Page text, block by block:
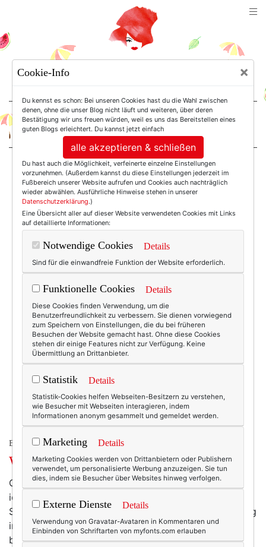
For Women. Not Girls.
Einträge mit dem
Tag: Upcycling
BEAUTY & FASHION
Wochenend-Wow: Frühlingsrock!
Christine Mayer und ihre ModelinieInto the light
ich seit diesem Interview ganz besonders. Für ihre
Spiritualität und für das tatsächlich gelebten Upcycling
in ihrer Mode. Aus einem alten Mangeltuch und
bestickter Seide ist zum Beispiel dieser wunderbare
Cookie-Info ×
Du kennst es schon: Bei unseren Cookies hast du die Wahl zwischen
denen, ohne die unser Blog nicht läuft und weiteren, über deren
Bestätigung wir uns freuen würden, weil es uns das Bereitstellen eines
guten Blogs erleichtert. Du kannst jetzt einfach
alle akzeptieren & schließen
Du hast auch die Möglichkeit, verfeinerte einzelne Einstellungen
vorzunehmen. (Außerdem kannst du diese Einstellungen jederzeit im
Fußbereich unserer Website aufrufen und Cookies auch nachträglich
wieder abwählen. Ausführliche Hinweise stehen in unserer
Datenschutzerklärung.)
Eine Übersicht aller auf dieser Website verwendeten Cookies mit Links
auf detaillierte Informationen:
Notwendige Cookies Details
Sind für die einwandfreie Funktion der Website erforderlich.
Funktionelle Cookies Details
Diese Cookies finden Verwendung, um die
Benutzerfreundlichkeit zu verbessern. Sie dienen vorwiegend
zum Speichern von Einstellungen, die du bei früheren
Besuchen der Website gemacht hast. Ohne diese Cookies
stehen dir einige Features nicht zur Verfügung. Keine
Übermittlung an Drittanbieter.
Statistik Details
Statistik-Cookies helfen Webseiten-Besitzern zu verstehen,
wie Besucher mit Webseiten interagieren, indem
Informationen anonym gesammelt und gemeldet werden.
Marketing Details
Marketing Cookies werden von Drittanbietern oder Publishern
verwendet, um personalisierte Werbung anzuzeigen. Sie tun
dies, indem sie Besucher über Websites hinweg verfolgen.
Externe Dienste Details
Verwendung von Gravatar-Avataren in Kommentaren und
Einbinden von Schriftarten von myfonts.com erlauben